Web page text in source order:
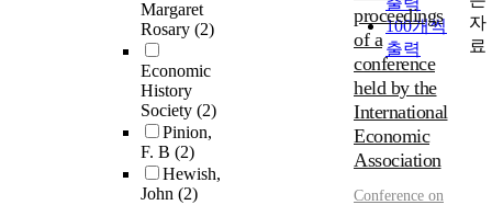
Margaret
Rosary (2)
Economic
History
Society (2)
Pinion,
F. B (2)
Hewish,
John (2)
100개씩
출력
proceedings
of a
conference
held by the
International
Economic
Association
Conference on
자
료